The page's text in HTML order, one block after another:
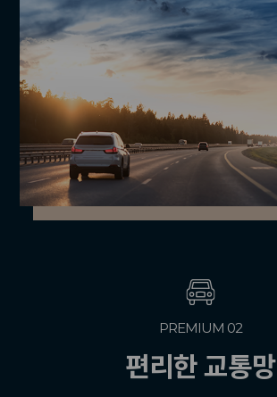
PREMIUM 03
풍부한 인프라